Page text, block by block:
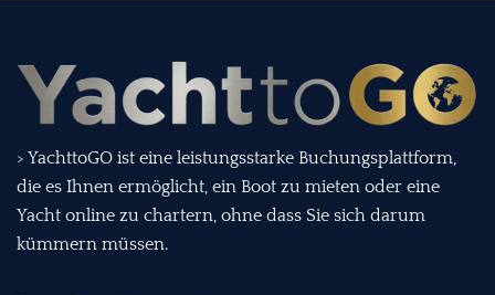
> YachttoGO ist eine leistungsstarke Buchungsplattform,
die es Ihnen ermöglicht, ein Boot zu mieten oder eine
Yacht online zu chartern, ohne dass Sie sich darum
kümmern müssen.